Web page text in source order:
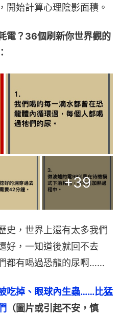
開始計算心理陰影面積。
電？36個刷新你世界觀的
+39
史，世界上還有太多我們
好，一知道後就回不去
都有喝過恐龍的尿啊……
吃掉、眼球內生蟲……比猛
（圖片或引起不安，慎